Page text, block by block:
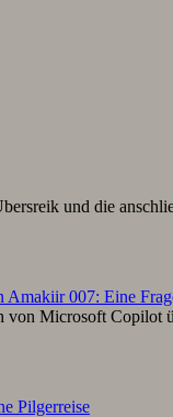
und die
Amakiir 007: Eine
von Microsoft Copilot
Pilgerreise